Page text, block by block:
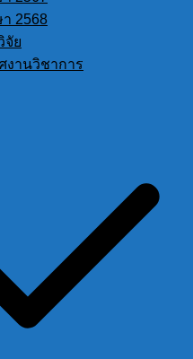
2568
จัย
งานวิชาการ